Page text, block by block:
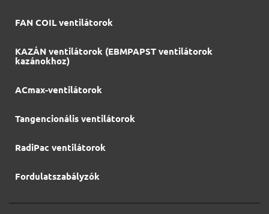
FAN COIL ventilátorok
KAZÁN ventilátorok (EBMPAPST ventilátorok
kazánokhoz)
ACmax-ventilátorok
Tangencionális ventilátorok
RadiPac ventilátorok
Fordulatszabályzók